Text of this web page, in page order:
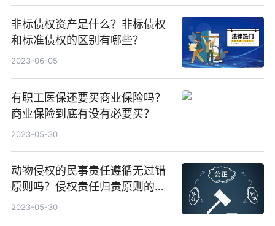
非标债权资产是什么？非标债权
和标准债权的区别有哪些？
2023-06-05
有职工医保还要买商业保险吗？
商业保险到底有没有必要买？
2023-05-30
动物侵权的民事责任遵循无过错
原则吗？侵权责任归责原则的分
类
2023-05-30